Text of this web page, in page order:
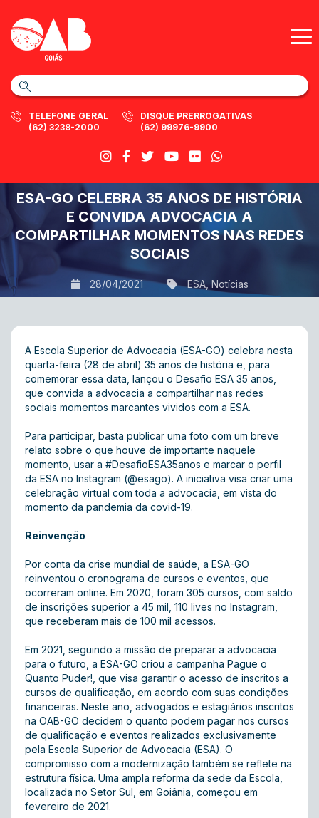
TELEFONE GERAL
(62) 3238-2000
DISQUE PRERROGATIVAS
(62) 99976-9900
ESA-GO CELEBRA 35 ANOS DE HISTÓRIA
E CONVIDA ADVOCACIA A
COMPARTILHAR MOMENTOS NAS REDES
SOCIAIS
28/04/2021 ESA, Notícias
A Escola Superior de Advocacia (ESA-GO) celebra nesta
quarta-feira (28 de abril) 35 anos de história e, para
comemorar essa data, lançou o Desafio ESA 35 anos,
que convida a advocacia a compartilhar nas redes
sociais momentos marcantes vividos com a ESA.
Para participar, basta publicar uma foto com um breve
relato sobre o que houve de importante naquele
momento, usar a #DesafioESA35anos e marcar o perfil
da ESA no Instagram (@esago). A iniciativa visa criar uma
celebração virtual com toda a advocacia, em vista do
momento da pandemia da covid-19.
Reinvenção
Por conta da crise mundial de saúde, a ESA-GO
reinventou o cronograma de cursos e eventos, que
ocorreram online. Em 2020, foram 305 cursos, com saldo
de inscrições superior a 45 mil, 110 lives no Instagram,
que receberam mais de 100 mil acessos.
Em 2021, seguindo a missão de preparar a advocacia
para o futuro, a ESA-GO criou a campanha Pague o
Quanto Puder!, que visa garantir o acesso de inscritos a
cursos de qualificação, em acordo com suas condições
financeiras. Neste ano, advogados e estagiários inscritos
na OAB-GO decidem o quanto podem pagar nos cursos
de qualificação e eventos realizados exclusivamente
pela Escola Superior de Advocacia (ESA). O
compromisso com a modernização também se reflete na
estrutura física. Uma ampla reforma da sede da Escola,
localizada no Setor Sul, em Goiânia, começou em
fevereiro de 2021.